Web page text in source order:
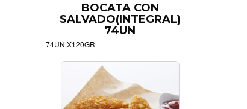
BOCATA CON
SALVADO(INTEGRAL)
74UN
74UN.X120GR